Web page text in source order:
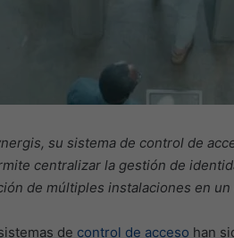
su sistema de control de
centralizar la gestión de
de múltiples instalaciones en
de control de acceso han